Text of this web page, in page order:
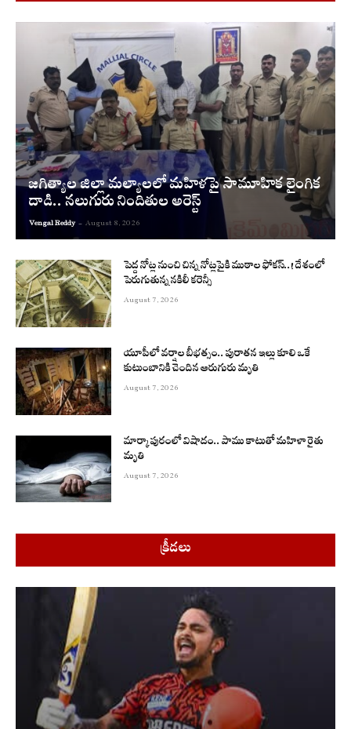
జగిత్యాల జిల్లా మల్యాలలో మహిళపై సామూహిక లైంగిక
దాడి.. నలుగురు నిందితుల అరెస్ట్
Vengal Reddy - August 8, 2026
పెద్ద నోట్ల నుంచి చిన్న నోట్లపైకి ముఠాల ఫోకస్..! దేశంలో
పెరుగుతున్న నకిలీ కరెన్సీ
August 7, 2026
యూపీలో వర్షాల బీభత్సం.. పురాతన ఇల్లు కూలి ఒకే
కుటుంబానికి చెందిన ఆరుగురు మృతి
August 7, 2026
మార్కాపురంలో విషాదం.. పాము కాటుతో మహిళా రైతు
మృతి
August 7, 2026
క్రీడలు